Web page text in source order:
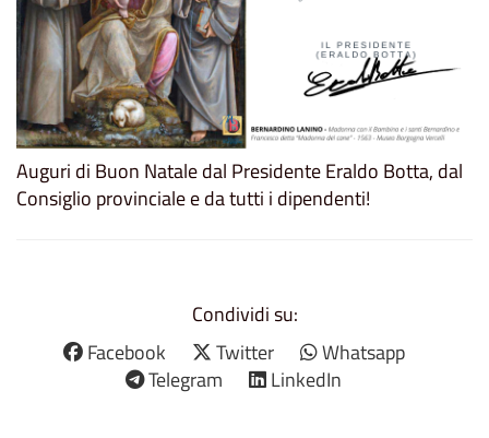
Auguri di Buon Natale dal Presidente Eraldo Botta, dal
Consiglio provinciale e da tutti i dipendenti!
Condividi su:
Facebook
Twitter
Whatsapp
Telegram
LinkedIn